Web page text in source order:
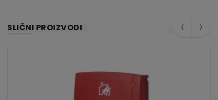
SLIČNI PROIZVODI ‹ ›